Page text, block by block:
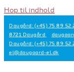
Hop til indhold
Daugård: (+45) 75 89 52
8721 Daugård
Daugård: (+45) 75 89 52
el@daugaard-el.dk